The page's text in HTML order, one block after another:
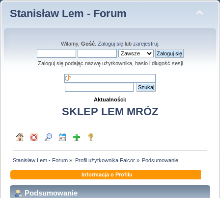
Stanisław Lem - Forum
Witamy, Gość. Zaloguj sięlub zarejestruj.
Zaloguj się podając nazwę użytkownika, hasło i długość sesji
Aktualności:
SKLEP LEM MRÓZ
Stanisław Lem - Forum » Profil użytkownika Falcor» Podsumowanie
Informacja o Profilu
Podsumowanie